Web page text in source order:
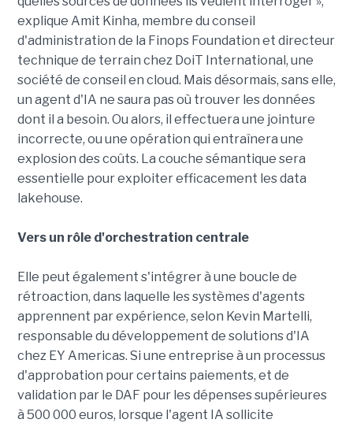
explique Amit Kinha, membre du conseil
d'administration de la Finops Foundation et directeur
technique de terrain chez DoiT International, une
société de conseil en cloud. Mais désormais, sans elle,
un agent d'IA ne saura pas où trouver les données
dont il a besoin. Ou alors, il effectuera une jointure
incorrecte, ou une opération qui entraînera une
explosion des coûts. La couche sémantique sera
essentielle pour exploiter efficacement les data
lakehouse.
Vers un rôle d'orchestration centrale
Elle peut également s'intégrer à une boucle de
rétroaction, dans laquelle les systèmes d'agents
apprennent par expérience, selon Kevin Martelli,
responsable du développement de solutions d'IA
chez EY Americas. Si une entreprise à un processus
d'approbation pour certains paiements, et de
validation par le DAF pour les dépenses supérieures
à 500 000 euros, lorsque l'agent IA sollicite